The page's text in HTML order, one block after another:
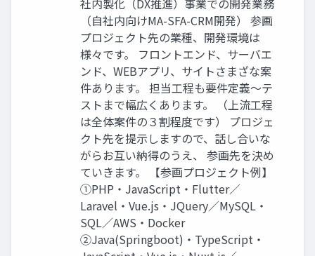
（自社内向けMA-SFA-CRM開発） 参画
プロジェクト先の業種、開発環境は
様々です。 フロントエンド、サーバエ
ンド、WEBアプリ、サイトさまざな案
件あります。 担当工程も要件定義〜テ
ストまで幅広くあります。 （上流工程
は全体案件の３割程度です） プロジェ
クト先を提示しますので、話し合いな
がらお互い納得のうえ、 参画先を決め
ていきます。 【参画プロジェクト例】
①PHP・JavaScript・Flutter／
Laravel・Vue.js・JQuery／MySQL・
SQL／AWS・Docker
②Java(Springboot)・TypeScript・